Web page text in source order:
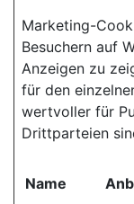
Marketing-
Besuchern auf
Anzeigen zu
für den
wertvoller für
Drittparteien
Name